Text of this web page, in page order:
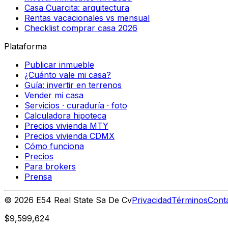
Casa Cuarcita: arquitectura
Rentas vacacionales vs mensual
Checklist comprar casa 2026
Plataforma
Publicar inmueble
¿Cuánto vale mi casa?
Guía: invertir en terrenos
Vender mi casa
Servicios · curaduría · foto
Calculadora hipoteca
Precios vivienda MTY
Precios vivienda CDMX
Cómo funciona
Precios
Para brokers
Prensa
© 2026 E54 Real State Sa De CvPrivacidadTérminos
$9,599,624